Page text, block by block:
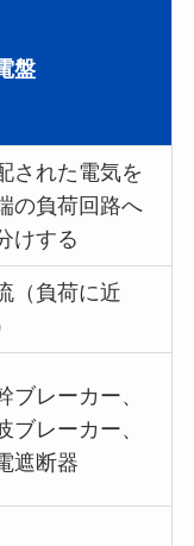
盤
された電気を
の負荷回路へ
けする
（負荷に近
ブレーカー、
ブレーカー、
遮断器